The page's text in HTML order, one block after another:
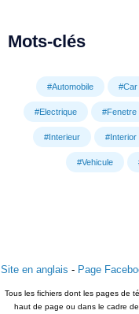
Mots-clés
#Automobile #Car
#Electrique #Fenetre
#Interieur #Interior
#Vehicule
Site en anglais - Page
Tous les fichiers dont les pages de
haut de page ou dans le cadre